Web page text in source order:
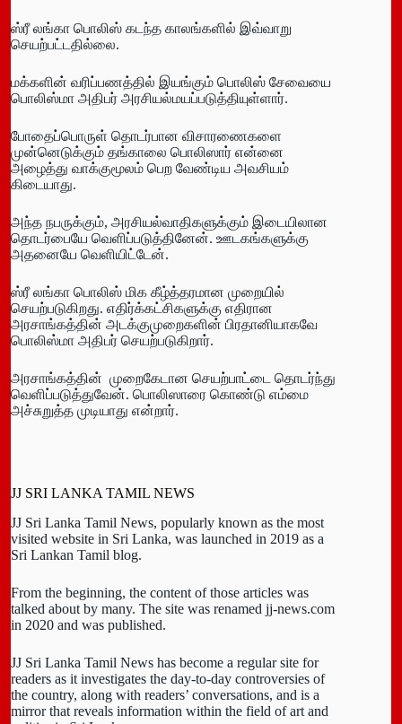
ஸ்ரீ லங்கா பொலிஸ் கடந்த காலங்களில் இவ்வாறு
செயற்பட்டதில்லை.
மக்களின் வரிப்பணத்தில் இயங்கும் பொலிஸ் சேவையை
பொலிஸ்மா அதிபர் அரசியல்மயப்படுத்தியுள்ளார்.
போதைப்பொருள் தொடர்பான விசாரணைகளை
முன்னெடுக்கும் தங்காலை பொலிஸார் என்னை
அழைத்து வாக்குமூலம் பெற வேண்டிய அவசியம்
கிடையாது.
அந்த நபருக்கும், அரசியல்வாதிகளுக்கும் இடையிலான
தொடர்பையே வெளிப்படுத்தினேன். ஊடகங்களுக்கு
அதனையே வெளியிட்டேன்.
ஸ்ரீ லங்கா பொலிஸ் மிக கீழ்த்தரமான முறையில்
செயற்படுகிறது. எதிர்க்கட்சிகளுக்கு எதிரான
அரசாங்கத்தின் அடக்குமுறைகளின் பிரதானியாகவே
பொலிஸ்மா அதிபர் செயற்படுகிறார்.
அரசாங்கத்தின் முறைகேடான செயற்பாட்டை தொடர்ந்து
வெளிப்படுத்துவேன். பொலிஸாரை கொண்டு எம்மை
அச்சுறுத்த முடியாது என்றார்.
JJ SRI LANKA TAMIL NEWS
JJ Sri Lanka Tamil News, popularly known as the most
visited website in Sri Lanka, was launched in 2019 as a
Sri Lankan Tamil blog.
From the beginning, the content of those articles was
talked about by many. The site was renamed jj-news.com
in 2020 and was published.
JJ Sri Lanka Tamil News has become a regular site for
readers as it investigates the day-to-day controversies of
the country, along with readers’ conversations, and is a
mirror that reveals information within the field of art and